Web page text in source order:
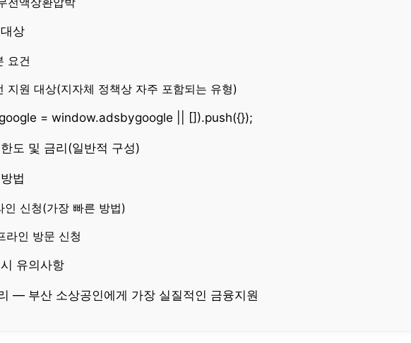
상
요건
지원 대상(지자체 정책상 자주 포함되는 유형)
= window.adsbygoogle || []).push({});
도 및 금리(일반적 구성)
법
인 신청(가장 빠른 방법)
라인 방문 신청
유의사항
— 부산 소상공인에게 가장 실질적인 금융지원